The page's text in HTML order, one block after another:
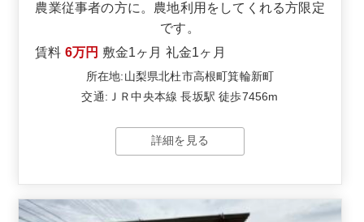
農業従事者の方に。農地利用をしてくれる方限定
です。
賃料 6万円 敷金1ヶ月 礼金1ヶ月
所在地:山梨県北杜市高根町箕輪新町
交通:ＪＲ中央本線 長坂駅 徒歩7456m
詳細を見る